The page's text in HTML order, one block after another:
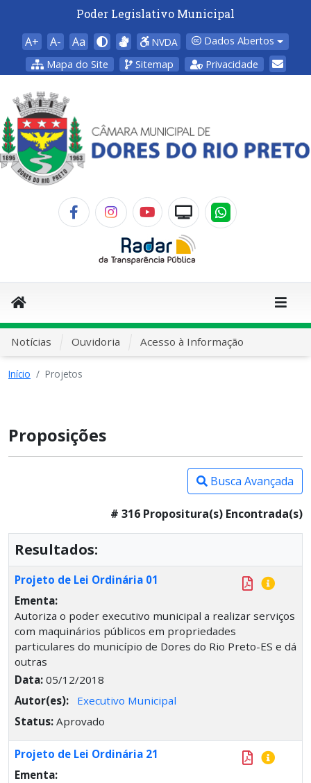
Poder Legislativo Municipal
A+ A- Aa NVDA
Dados Abertos
Mapa do Site
Sitemap Privacidade
Notícias Ouvidoria Acesso à Informação
Início Projetos
Proposições
Busca Avançada
# 316 Propositura(s) Encontrada(s)
Resultados:
Projeto de Lei Ordinária 01
Ementa:
Autoriza o poder executivo municipal a realizar serviços
com maquinários públicos em propriedades
particulares do município de Dores do Rio Preto-ES e dá
outras
Data: 05/12/2018
Autor(es):
Executivo Municipal
Status: Aprovado
Projeto de Lei Ordinária 21
Ementa: